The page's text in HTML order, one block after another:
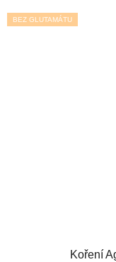
BEZ GLUTAMÁTU
Koření